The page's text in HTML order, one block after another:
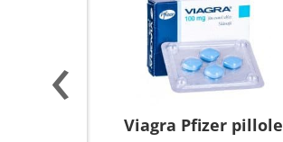
Viagra Pfizer pillole
‹